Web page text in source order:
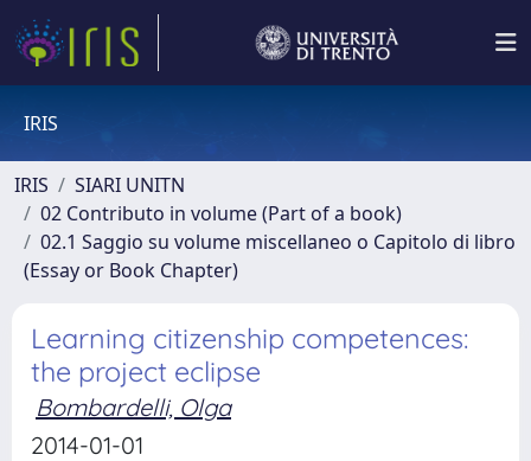
IRIS
IRIS
SIARI UNITN
02 Contributo in volume (Part of a book)
02.1 Saggio su volume miscellaneo o Capitolo di libro
(Essay or Book Chapter)
Learning citizenship competences:
the project eclipse
Bombardelli, Olga
2014-01-01